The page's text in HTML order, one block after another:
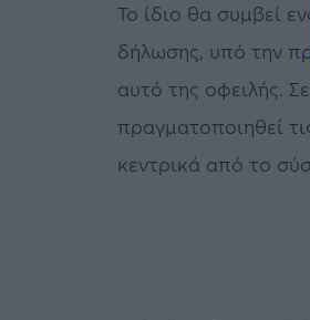
Το ίδιο θα συμβεί
δήλωσης, υπό την
αυτό της οφειλής.
πραγματοποιηθεί
κεντρικά από το